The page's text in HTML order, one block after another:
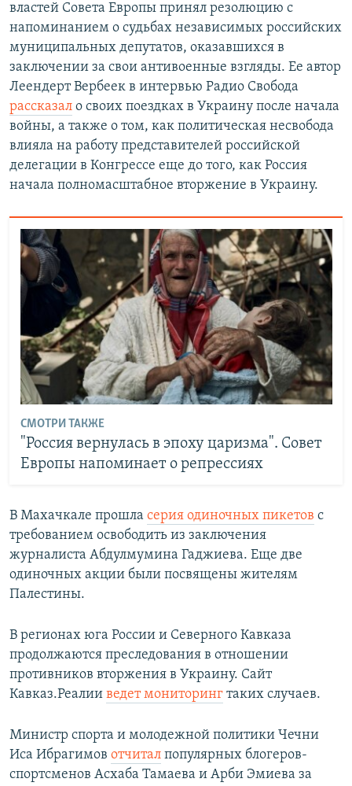
властей Совета Европы принял резолюцию с
напоминанием о судьбах независимых российских
муниципальных депутатов, оказавшихся в
заключении за свои антивоенные взгляды. Ее автор
Леендерт Вербеек в интервью Радио Свобода
рассказал о своих поездках в Украину после начала
войны, а также о том, как политическая несвобода
влияла на работу представителей российской
делегации в Конгрессе еще до того, как Россия
начала полномасштабное вторжение в Украину.
СМОТРИ ТАКЖЕ
"Россия вернулась в эпоху царизма". Совет
Европы напоминает о репрессиях
В Махачкале прошла серия одиночных пикетов с
требованием освободить из заключения
журналиста Абдулмумина Гаджиева. Еще две
одиночных акции были посвящены жителям
Палестины.
В регионах юга России и Северного Кавказа
продолжаются преследования в отношении
противников вторжения в Украину. Сайт
Кавказ.Реалии ведет мониторинг таких случаев.
Министр спорта и молодежной политики Чечни
Иса Ибрагимов отчитал популярных блогеров-
спортсменов Асхаба Тамаева и Арби Эмиева за